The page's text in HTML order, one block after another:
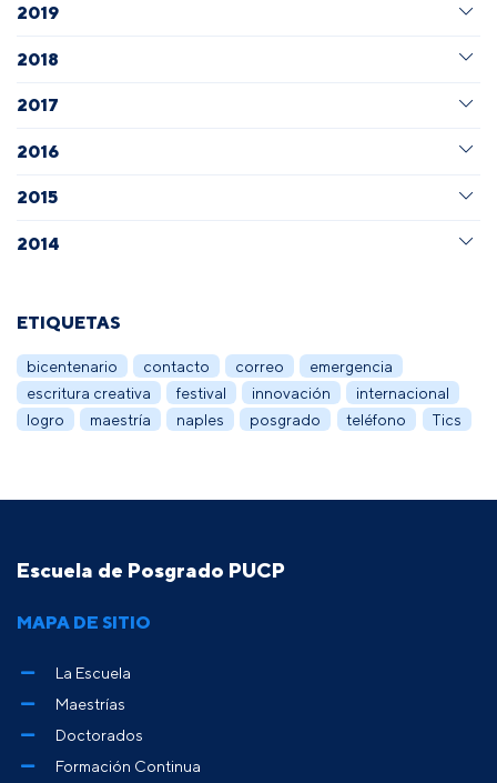
2019
2018
2017
2016
2015
2014
ETIQUETAS
bicentenario contacto correo
emergencia
escritura creativa
festival innovación
internacional
logro
maestría naples posgrado teléfono Tics
Escuela de Posgrado PUCP
MAPA DE SITIO
La Escuela
Maestrías
Doctorados
Formación Continua